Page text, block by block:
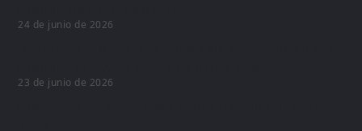
24 de junio de 2026
23 de junio de 2026